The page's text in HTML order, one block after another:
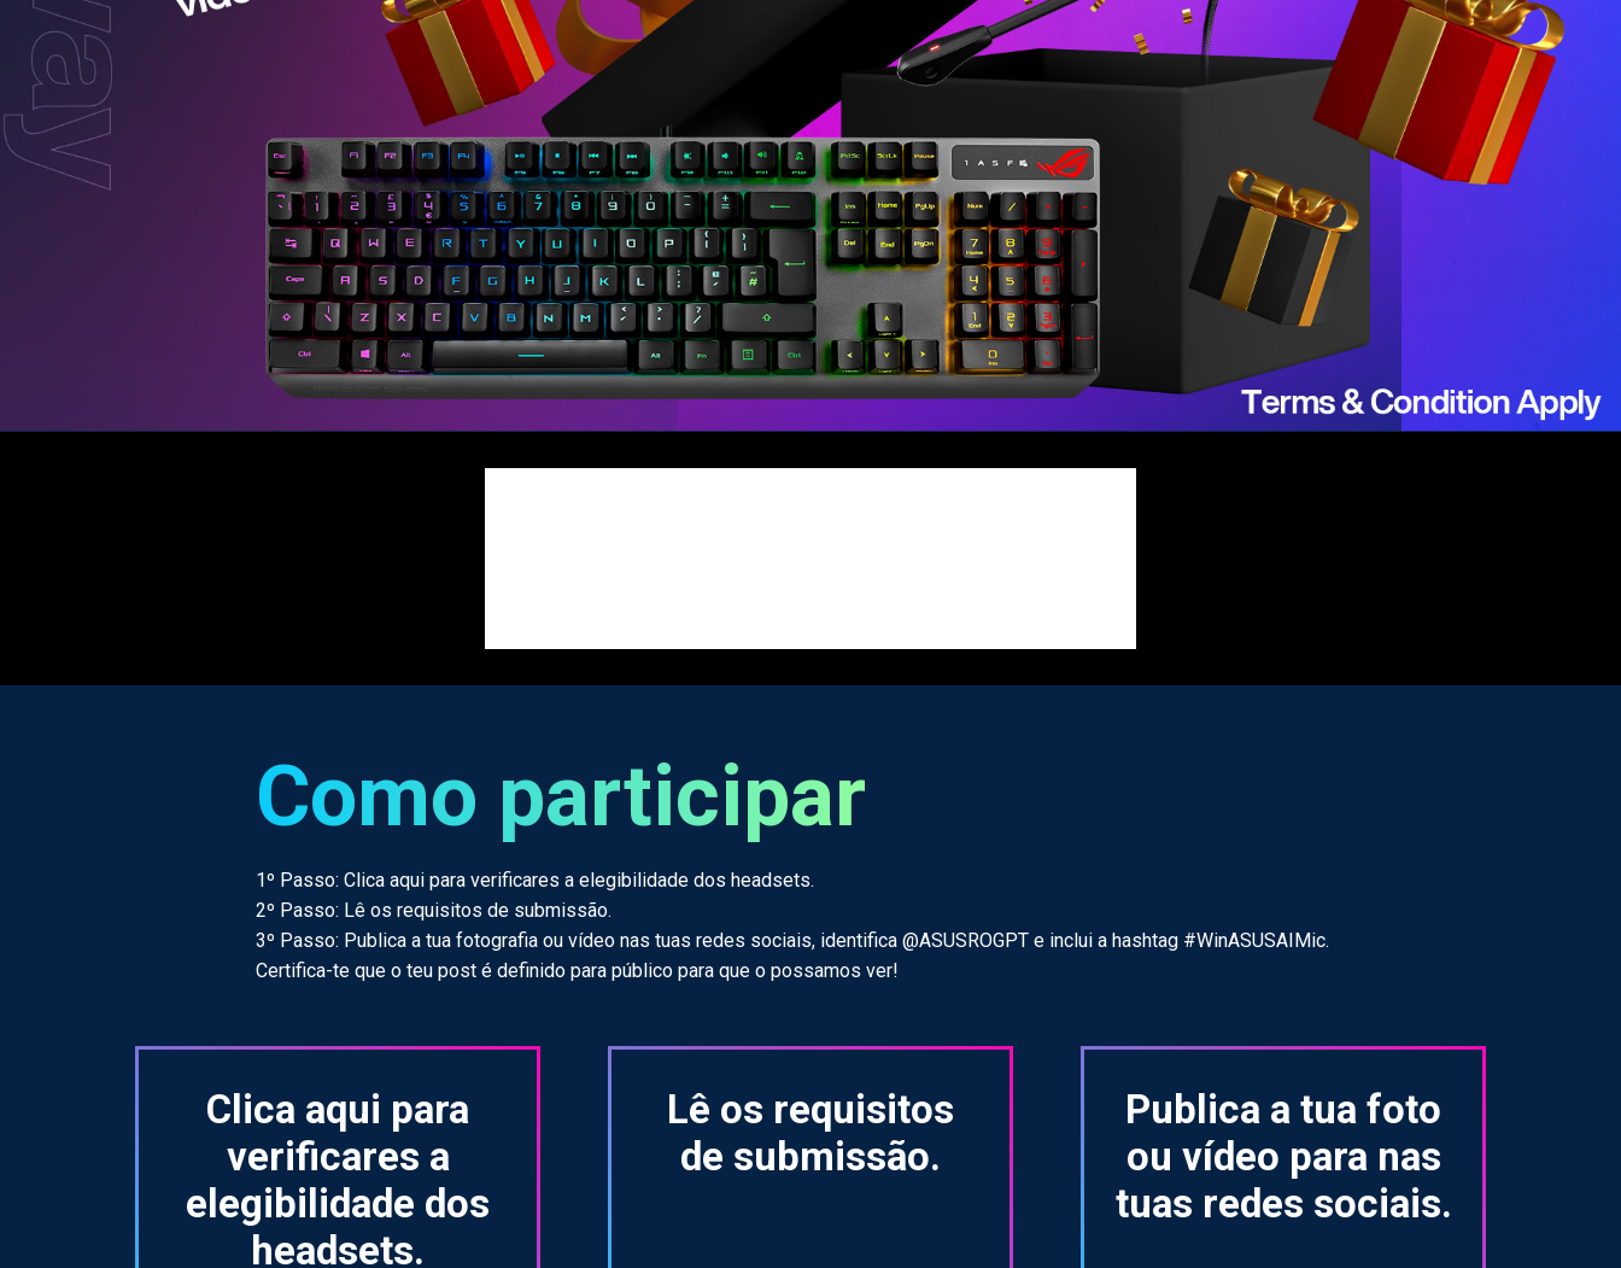
Como participar
1º Passo: Clica aqui para verificares a elegibilidade dos headsets.
2º Passo: Lê os requisitos de submissão.
3º Passo: Publica a tua fotografia ou vídeo nas tuas redes sociais, identifica @ASUSROGPT e inclui a hashtag #WinASUSAIMic.
Certifica-te que o teu post é definido para público para que o possamos ver!
Clica aqui para
verificares a
elegibilidade dos
headsets.
Lê os requisitos
de submissão.
Publica a tua foto
ou vídeo para nas
tuas redes sociais.